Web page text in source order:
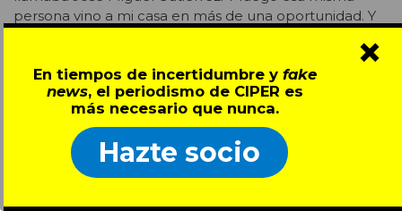
En tiempos de incertidumbre y fake
news, el periodismo de CIPER es
más necesario que nunca.
Hazte socio
×
persona vino a mi casa en más de una oportunidad. Y
la conserjería del condominio. Yo a veces respondía el
teléfono para autorizar el ingreso. Marcelo me decía:
“Va a venir Jesús Garay”. Entonces, cuando llamaban
de portería y me decían “viene entrando Jesús Garay”,
yo respondía: “ok, déjelo entrar”. Pero cuando llegaba
acá me daba cuenta de que era la persona que yo
había conocido como José Miguel Gutiérrez.